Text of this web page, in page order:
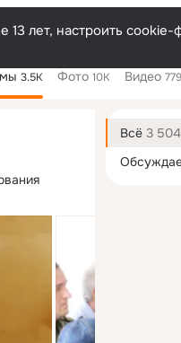
13 лет, настроить
3.5K Фото 10K Видео 779
колонка
Всё 3 504